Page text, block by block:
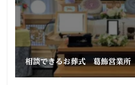
相談できるお葬式 葛飾営業所